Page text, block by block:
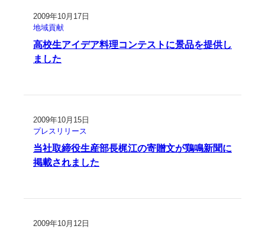
2009年10月17日
地域貢献
高校生アイデア料理コンテストに景品を提供し
ました
2009年10月15日
プレスリリース
当社取締役生産部長梶江の寄贈文が鶏鳴新聞に
掲載されました
2009年10月12日